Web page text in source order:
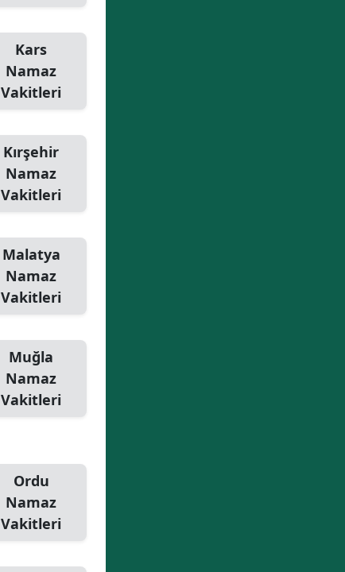
Kars
Namaz
Vakitleri
Kırşehir
Namaz
Vakitleri
Malatya
Namaz
Vakitleri
Muğla
Namaz
Vakitleri
Ordu
Namaz
Vakitleri